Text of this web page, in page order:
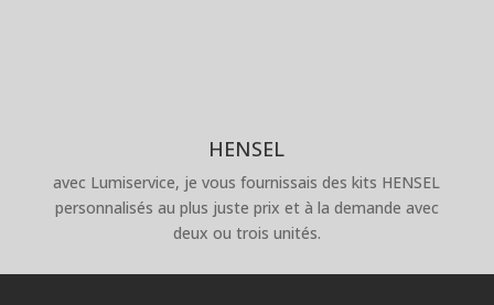
HENSEL
avec Lumiservice, je vous fournissais des kits HENSEL
personnalisés au plus juste prix et à la demande avec
deux ou trois unités.